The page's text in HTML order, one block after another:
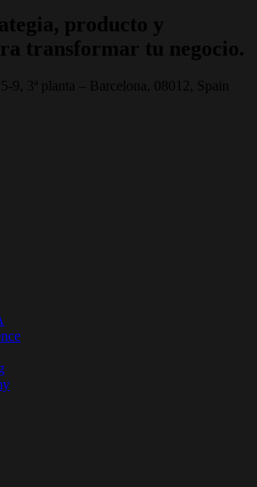
producto y
transformar tu negocio.
9, 3ª planta – Barcelona, 08012, Spain